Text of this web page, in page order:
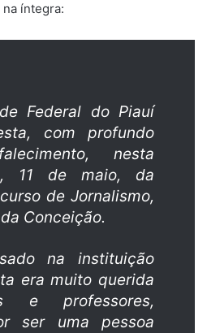
íntegra:
Federal do Piauí
com profundo
nesta
11 de maio, da
de Jornalismo,
Conceição.
na instituição
era muito querida
e professores,
ser uma pessoa